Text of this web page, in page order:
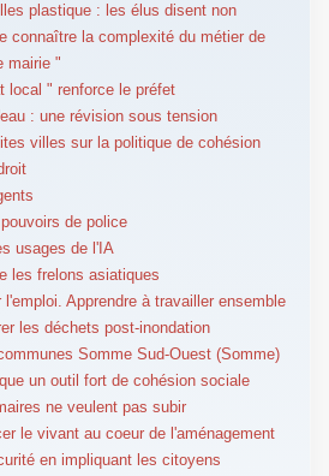
plastique : les élus disent non
connaître la complexité du métier de
mairie "
local " renforce le préfet
: une révision sous tension
villes sur la politique de cohésion
de police
usages de l'IA
les frelons asiatiques
Apprendre à travailler ensemble
les déchets post-inondation
Somme Sud-Ouest (Somme)
un outil fort de cohésion sociale
ne veulent pas subir
le vivant au coeur de l'aménagement
en impliquant les citoyens